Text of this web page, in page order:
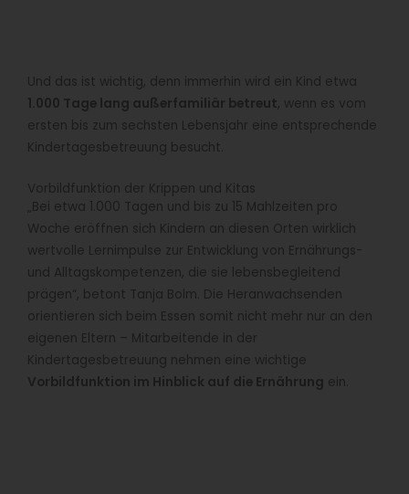
Und das ist wichtig, denn immerhin wird ein Kind etwa
1.000 Tage lang außerfamiliär betreut, wenn es vom
ersten bis zum sechsten Lebensjahr eine entsprechende
Kindertagesbetreuung besucht.
Vorbildfunktion der Krippen und Kitas
„Bei etwa 1.000 Tagen und bis zu 15 Mahlzeiten pro
Woche eröffnen sich Kindern an diesen Orten wirklich
wertvolle Lernimpulse zur Entwicklung von Ernährungs-
und Alltagskompetenzen, die sie lebensbegleitend
prägen“, betont Tanja Bolm. Die Heranwachsenden
orientieren sich beim Essen somit nicht mehr nur an den
eigenen Eltern – Mitarbeitende in der
Kindertagesbetreuung nehmen eine wichtige
Vorbildfunktion im Hinblick auf die Ernährung ein.